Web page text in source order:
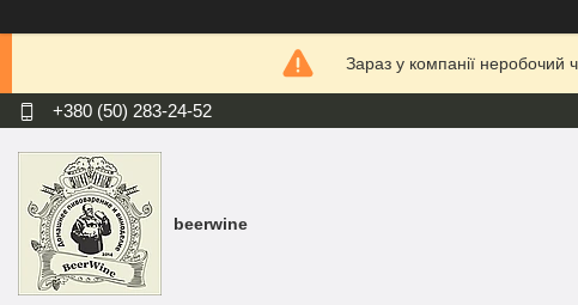
Зараз у компанії неробочий
+380 (50) 283-24-52
beerwine